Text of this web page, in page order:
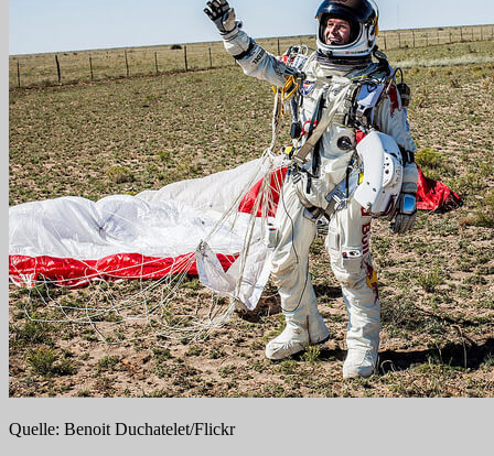
Quelle: Benoit Duchatelet/Flickr